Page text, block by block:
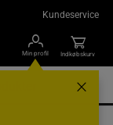
Kundeservice
Min profil Indkøbskurv